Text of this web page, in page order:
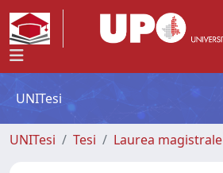
UNITesi
UNITesi Tesi Laurea magistrale